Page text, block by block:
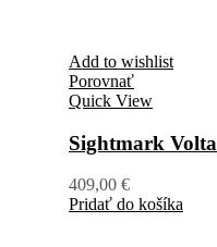
Add to wishlist
Porovnať
Quick View
Sightmark Volta
409,00 €
Pridať do košíka